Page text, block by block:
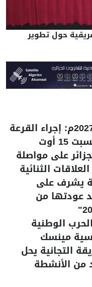
حول تطوير
حج موسم 1448هـ/2027م: إجراء القرعة
أوت
على مواصلة
الثنائية
يشرف على
عودتها من
الوطنية
مينسك
التجانية يحل
من الأنشطة